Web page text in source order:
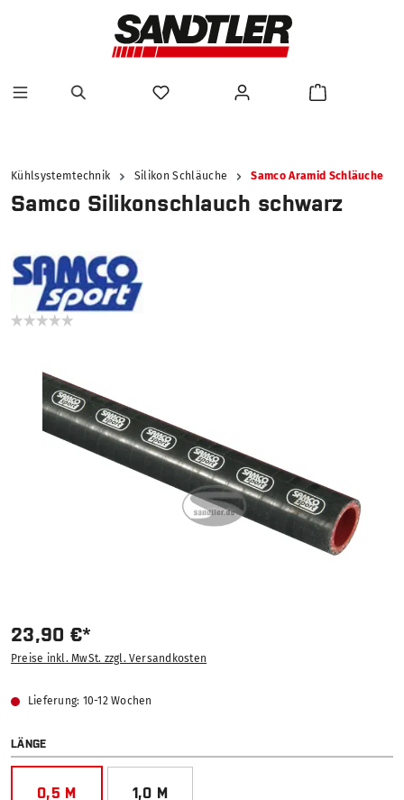
Kühlsystemtechnik Silikon Schläuche Samco Aramid Schläuche
Samco Silikonschlauch schwarz
Bildergalerie überspringen
23,90 €*
Preise inkl. MwSt. zzgl. Versandkosten
Lieferung: 10-12 Wochen
LÄNGEAUSWÄHLEN
0,5 M 1,0 M